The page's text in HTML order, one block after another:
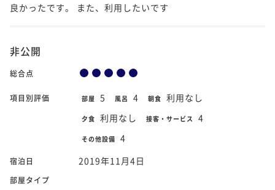
良かったです。 また、利用したいです
非公開
総合点
項目別評価 部屋 5 風呂 4 朝食 利用なし
夕食 利用なし 接客・サービス 4
その他設備 4
宿泊日 2019年11月4日
部屋タイプ